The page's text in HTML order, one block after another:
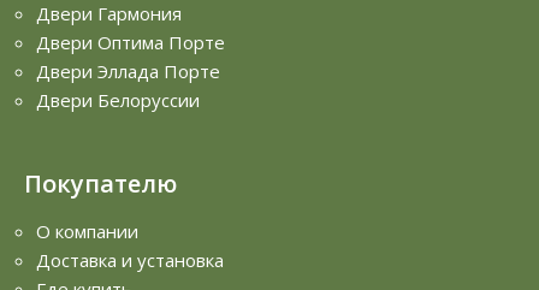
Двери Гармония
Двери Оптима Порте
Двери Эллада Порте
Двери Белоруссии
Покупателю
О компании
Доставка и установка